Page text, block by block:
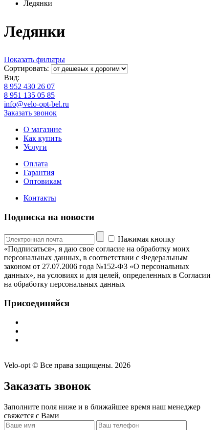
Ледянки
Ледянки
Показать фильтры
Сортировать:
Вид:
8 952 430 26 07
8 951 135 05 85
info@velo-opt-bel.ru
Заказать звонок
О магазине
Как купить
Услуги
Оплата
Гарантия
Оптовикам
Контакты
Подписка на новости
Нажимая кнопку
«Подписаться», я даю свое согласие на обработку моих
персональных данных, в соответствии с Федеральным
законом от 27.07.2006 года №152-ФЗ «О персональных
данных», на условиях и для целей, определенных в Согласии
на обработку персональных данных
Присоединяйся
Velo-opt © Все права защищены. 2026
Заказать звонок
Заполните поля ниже и в ближайшее время наш менеджер
свяжется с Вами